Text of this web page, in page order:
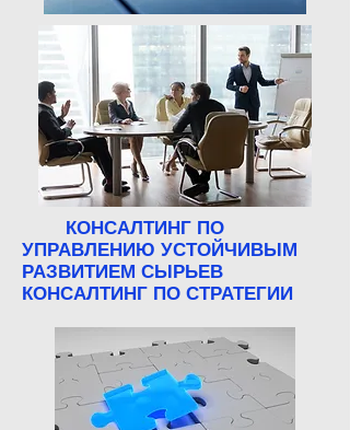
КОНСАЛТИНГ ПО
УПРАВЛЕНИЮ УСТОЙЧИВЫМ
РАЗВИТИЕМ СЫРЬЕВ
КОНСАЛТИНГ ПО СТРАТЕГИИ